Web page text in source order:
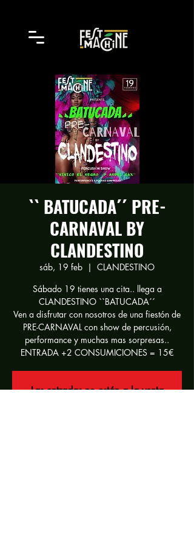
`` BATUCADA´´ PRE-
CARNAVAL BY
CLANDESTINO
sáb, 19 feb
  |
CLANDESTINO
Sábado 19 tienes una cita.. llega a
CLANDESTINO ``BATUCADA´´
Ven a disfrutar con nosotros de una fiestón de
PRE-CARNAVAL con show de percusión,
performance y muchas mas sorpresas..
ENTRADA +2 CONSUMICIONES = 15€
Las entradas no están a la venta